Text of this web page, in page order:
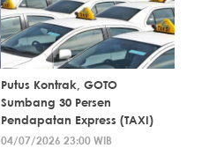
Putus Kontrak, GOTO
Sumbang 30 Persen
Pendapatan Express (TAXI)
04/07/2026 23:00 WIB